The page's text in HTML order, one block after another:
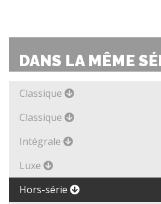
DANS LA MÊME
Classique
Classique
Intégrale
Luxe
Hors-série